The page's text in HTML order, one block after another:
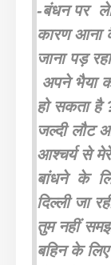
-बंधन पर
कारण आना
जाना पड़
अपने भैया
हो सकता है
जल्दी लौट
आश्चर्य से
बांधने के
दिल्ली जा
तुम नहीं
बहिन के लिए